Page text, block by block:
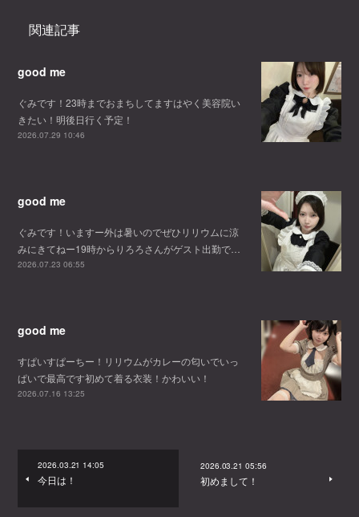
関連記事
good me
ぐみです！23時までおまちしてますはやく美容院い
きたい！明後日行く予定！
2026.07.29 10:46
good me
ぐみです！いますー外は暑いのでぜひリリウムに涼
みにきてねー19時からりろろさんがゲスト出勤で…
2026.07.23 06:55
good me
すぱいすぱーちー！リリウムがカレーの匂いでいっ
ぱいで最高です初めて着る衣装！かわいい！
2026.07.16 13:25
2026.03.21 14:05
今日は！
2026.03.21 05:56
初めまして！